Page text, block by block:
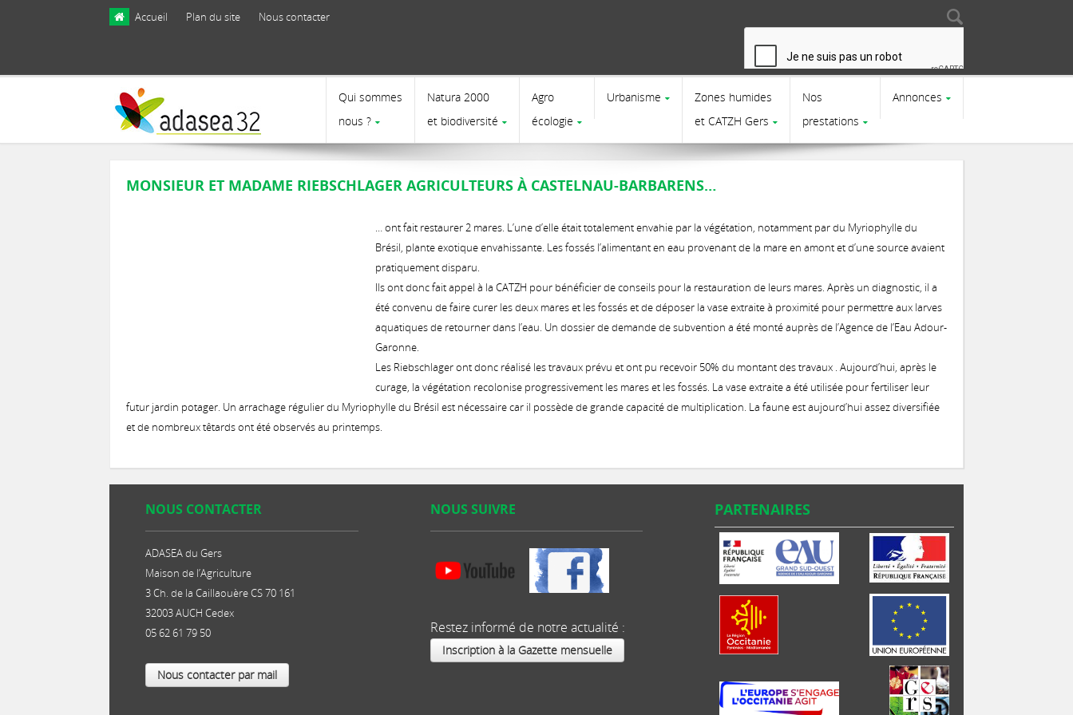
Accueil Plan du site Nous contacter
Search form
Qui sommes
nous ?
Natura 2000
et biodiversité
Agro
écologie
Urbanisme
Zones humides
et CATZH Gers
Nos
prestations
Annonces
MONSIEUR ET MADAME RIEBSCHLAGER AGRICULTEURS À CASTELNAU-BARBARENS…
… ont fait restaurer 2 mares. L’une d’elle était totalement envahie par la végétation, notamment par du Myriophylle du
Brésil, plante exotique envahissante. Les fossés l’alimentant en eau provenant de la mare en amont et d’une source avaient
pratiquement disparu.
Ils ont donc fait appel à la CATZH pour bénéficier de conseils pour la restauration de leurs mares. Après un diagnostic, il a
été convenu de faire curer les deux mares et les fossés et de déposer la vase extraite à proximité pour permettre aux larves
aquatiques de retourner dans l’eau. Un dossier de demande de subvention a été monté auprès de l’Agence de l’Eau Adour-
Garonne.
Les Riebschlager ont donc réalisé les travaux prévu et ont pu recevoir 50% du montant des travaux . Aujourd’hui, après le
curage, la végétation recolonise progressivement les mares et les fossés. La vase extraite a été utilisée pour fertiliser leur
futur jardin potager. Un arrachage régulier du Myriophylle du Brésil est nécessaire car il possède de grande capacité de multiplication. La faune est aujourd’hui assez diversifiée
et de nombreux têtards ont été observés au printemps.
NOUS CONTACTER
ADASEA du Gers
Maison de l’Agriculture
3 Ch. de la Caillaouère CS 70 161
32003 AUCH Cedex
05 62 61 79 50
Nous contacter par mail
NOUS SUIVRE
Restez informé de notre actualité :
Inscription à la Gazette mensuelle
PARTENAIRES